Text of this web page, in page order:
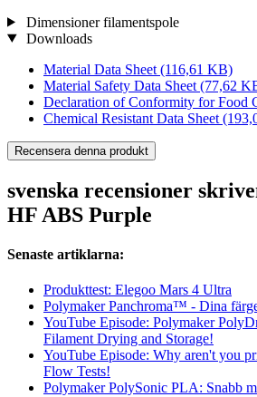
Dimensioner filamentspole
Downloads
Material Data Sheet (116,61 KB)
Material Safety Data Sheet (77,62
Declaration of Conformity for Food
Chemical Resistant Data Sheet
Recensera denna produkt
svenska recensioner
HF ABS Purple
Senaste artiklarna:
Produkttest: Elegoo Mars 4 Ultra
Polymaker Panchroma™ - Dina
YouTube Episode: Polymaker
Filament Drying and Storage!
YouTube Episode: Why aren't you
Flow Tests!
Polymaker PolySonic PLA: Snabb